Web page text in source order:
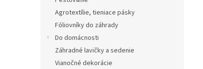
Agrotextílie, tieniace pásky
Fóliovníky do záhrady
Do domácnosti
Záhradné lavičky a sedenie
Vianočné dekorácie